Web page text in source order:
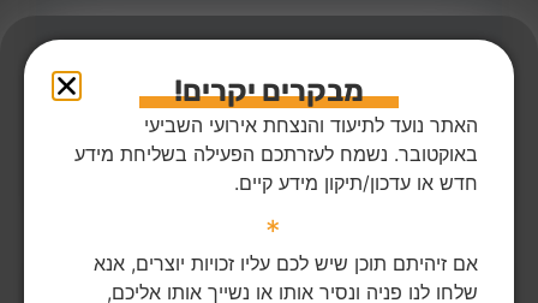
מזי בכר ז"ל63,בארי
מקום רצח:בארי,מקום קבורה: קיבוץ רמת יוחנן
מזי ז"ל גדלה בקרית ים, הייתה אם יחידנית לבתה עופרי, גרה
ונרצחה בקיבוץ בארי. יהי זכרה ברוך
הדלקת נר
מבקרים יקרים!
האתר נועד לתיעוד והנצחת אירועי השביעי
באוקטובר. נשמח לעזרתכם הפעילה בשליחת מידע
חדש או עדכון/תיקון מידע קיים.
*
אם זיהיתם תוכן שיש לכם עליו זכויות יוצרים, אנא
שלחו לנו פניה ונסיר אותו או נשייך אותו אליכם,